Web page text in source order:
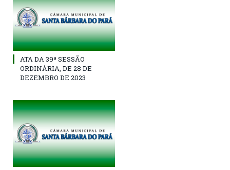
ATA DA 39ª SESSÃO
ORDINÁRIA, DE 28 DE
DEZEMBRO DE 2023